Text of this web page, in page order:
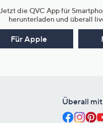
Jetzt die QVC App für
herunterladen und überall
Für Apple
Überall